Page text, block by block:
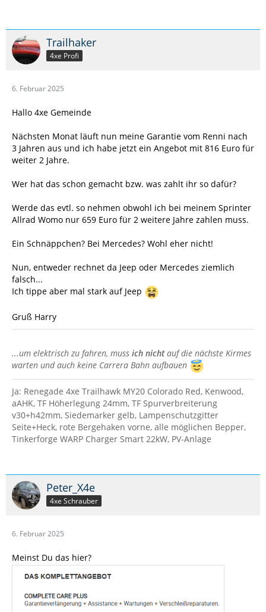
Trailhaker
4xe Profi
6. Februar 2025
Hallo 4xe Gemeinde
Nächsten Monat läuft nun meine Garantie vom Renni nach
3 Jahren aus und ich habe jetzt ein Angebot mit 816 Euro für
weiter 2 Jahre.
Wer hat das schon gemacht bzw. was zahlt ihr so dafür?
Werde das evtl. so nehmen obwohl ich bei meinem Sprinter
Allrad Womo nur 659 Euro für 2 weitere Jahre zahlen muss.
Ein Schnäppchen? Bei Mercedes? Wohl eher nicht!
Nun, entweder rechnet da Jeep oder Mercedes ziemlich
falsch...
Ich tippe aber mal stark auf Jeep
Gruß Harry
...um elektrisch zu fahren, muss ich nichtauf die nächste Kirmes
warten und auch keine Carrera Bahn aufbauen
Ja: Renegade 4xe Trailhawk MY20 Colorado Red, Kenwood,
aAHK, TF Höherlegung 24mm, TF Spurverbreiterung
v30+h42mm, Siedemarker gelb, Lampenschutzgitter
Seite+Heck, rote Bergehaken vorne, alle möglichen Bepper,
Tinkerforge WARP Charger Smart 22kW, PV-Anlage
Peter_X4e
4xe Schrauber
6. Februar 2025
Meinst Du das hier?